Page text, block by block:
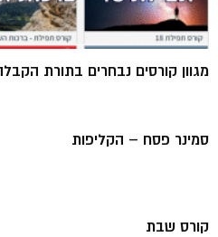
מגוון קורסים נבחרים בתורת
סמינר פסח – הקליפות
קורס שבת